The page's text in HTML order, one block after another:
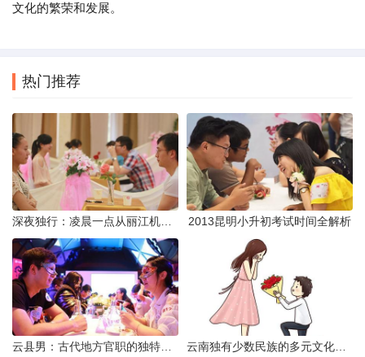
文化的繁荣和发展。
热门推荐
2013昆明小升初考试时间全解析